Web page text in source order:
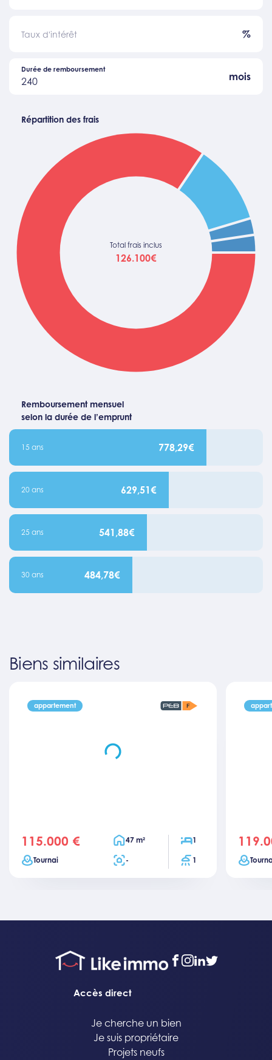
Taux d'intérêt %
240
Durée de remboursement
mois
Répartition des frais
Total frais inclus
126.100€
Remboursement mensuel
selon la durée de l’emprunt
15 ans 778,29€
20 ans 629,51€
25 ans 541,88€
30 ans 484,78€
Biens similaires
appartement
price
115.000 € Surface habitable
47 m² Chambres
1
VilleTournai Surface totale
- Salles de bain
1
price
Ville
facebook
instagram
linkedin
twitter
Accès direct
Je cherche un bien
Je suis propriétaire
Projets neufs